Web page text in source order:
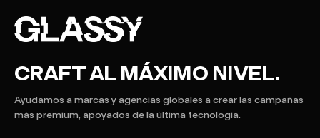
CRAFT AL MÁXIMO NIVEL.
Ayudamos a marcas y agencias globales a crear las campañas
más premium, apoyados de la última tecnología.